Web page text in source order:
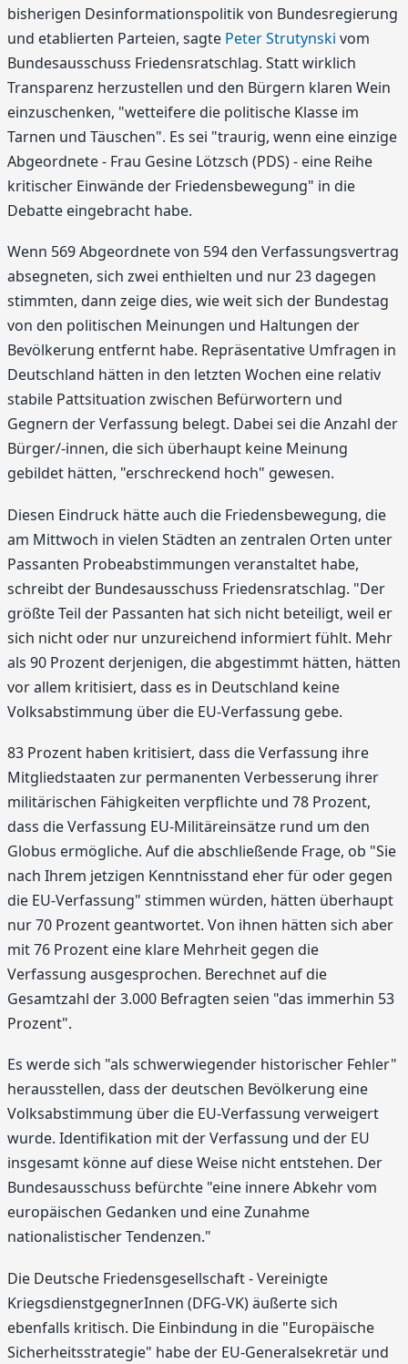
bisherigen Desinformationspolitik von Bundesregierung
und etablierten Parteien, sagte Peter Strutynski vom
Bundesausschuss Friedensratschlag. Statt wirklich
Transparenz herzustellen und den Bürgern klaren Wein
einzuschenken, "wetteifere die politische Klasse im
Tarnen und Täuschen". Es sei "traurig, wenn eine einzige
Abgeordnete - Frau Gesine Lötzsch (PDS) - eine Reihe
kritischer Einwände der Friedensbewegung" in die
Debatte eingebracht habe.
Wenn 569 Abgeordnete von 594 den Verfassungsvertrag
absegneten, sich zwei enthielten und nur 23 dagegen
stimmten, dann zeige dies, wie weit sich der Bundestag
von den politischen Meinungen und Haltungen der
Bevölkerung entfernt habe. Repräsentative Umfragen in
Deutschland hätten in den letzten Wochen eine relativ
stabile Pattsituation zwischen Befürwortern und
Gegnern der Verfassung belegt. Dabei sei die Anzahl der
Bürger/-innen, die sich überhaupt keine Meinung
gebildet hätten, "erschreckend hoch" gewesen.
Diesen Eindruck hätte auch die Friedensbewegung, die
am Mittwoch in vielen Städten an zentralen Orten unter
Passanten Probeabstimmungen veranstaltet habe,
schreibt der Bundesausschuss Friedensratschlag. "Der
größte Teil der Passanten hat sich nicht beteiligt, weil er
sich nicht oder nur unzureichend informiert fühlt. Mehr
als 90 Prozent derjenigen, die abgestimmt hätten, hätten
vor allem kritisiert, dass es in Deutschland keine
Volksabstimmung über die EU-Verfassung gebe.
83 Prozent haben kritisiert, dass die Verfassung ihre
Mitgliedstaaten zur permanenten Verbesserung ihrer
militärischen Fähigkeiten verpflichte und 78 Prozent,
dass die Verfassung EU-Militäreinsätze rund um den
Globus ermögliche. Auf die abschließende Frage, ob "Sie
nach Ihrem jetzigen Kenntnisstand eher für oder gegen
die EU-Verfassung" stimmen würden, hätten überhaupt
nur 70 Prozent geantwortet. Von ihnen hätten sich aber
mit 76 Prozent eine klare Mehrheit gegen die
Verfassung ausgesprochen. Berechnet auf die
Gesamtzahl der 3.000 Befragten seien "das immerhin 53
Prozent".
Es werde sich "als schwerwiegender historischer Fehler"
herausstellen, dass der deutschen Bevölkerung eine
Volksabstimmung über die EU-Verfassung verweigert
wurde. Identifikation mit der Verfassung und der EU
insgesamt könne auf diese Weise nicht entstehen. Der
Bundesausschuss befürchte "eine innere Abkehr vom
europäischen Gedanken und eine Zunahme
nationalistischer Tendenzen."
Die Deutsche Friedensgesellschaft - Vereinigte
KriegsdienstgegnerInnen (DFG-VK) äußerte sich
ebenfalls kritisch. Die Einbindung in die "Europäische
Sicherheitsstrategie" habe der EU-Generalsekretär und